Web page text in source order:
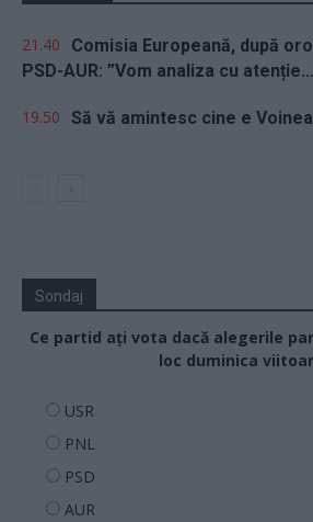
21.40
Comisia Europeană, după
PSD-AUR: ”Vom analiza cu atenție...
19.50 Să vă amintesc cine e
Sondaj
Ce partid ați vota dacă alegerile
loc duminica
USR
PNL
PSD
AUR